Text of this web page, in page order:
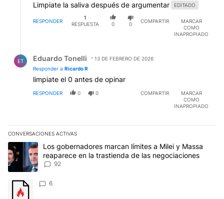
Limpiate la saliva después de argumentar EDITADO
RESPONDER
1
RESPUESTA
0 0
COMPARTIR
MARCAR
COMO
INAPROPIADO
ET Eduardo Tonelli
13 DE FEBRERO DE 2026
Responder a Ricardo R
limpiate el 0 antes de opinar
RESPONDER 0 0 COMPARTIR
MARCAR
COMO
INAPROPIADO
CONVERSACIONES ACTIVAS
Este listado muestra los artículos con más comentarios en los
Un artículo de tendencia con el título "Los gobernadores marcan
Los gobernadores marcan límites a Milei y Massa
reaparece en la trastienda de las negociaciones
92
Un artículo de tendencia con el título "" con 6 comentarios.
6